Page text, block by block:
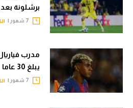
برشلونة بعد 18 عاما
مدرب
يبلغ 30 عاما